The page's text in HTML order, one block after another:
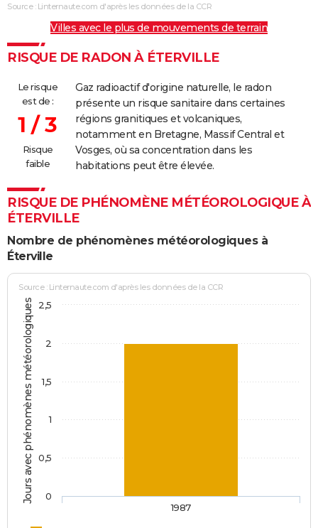
Source : Linternaute.com d'après les données de la CCR
Villes avec le plus de mouvements de terrain
RISQUE DE RADON À ÉTERVILLE
Le risque
est de :
1 / 3
Risque
faible
Gaz radioactif d'origine naturelle, le radon
présente un risque sanitaire dans certaines
régions granitiques et volcaniques,
notamment en Bretagne, Massif Central et
Vosges, où sa concentration dans les
habitations peut être élevée.
RISQUE DE PHÉNOMÈNE MÉTÉOROLOGIQUE À
ÉTERVILLE
Nombre de phénomènes météorologiques à
Éterville
Jours avec phénomènes météorologiques
Source : Linternaute.com d'après les données de la CCR
1987
0
0,5
1
1,5
2
2,5